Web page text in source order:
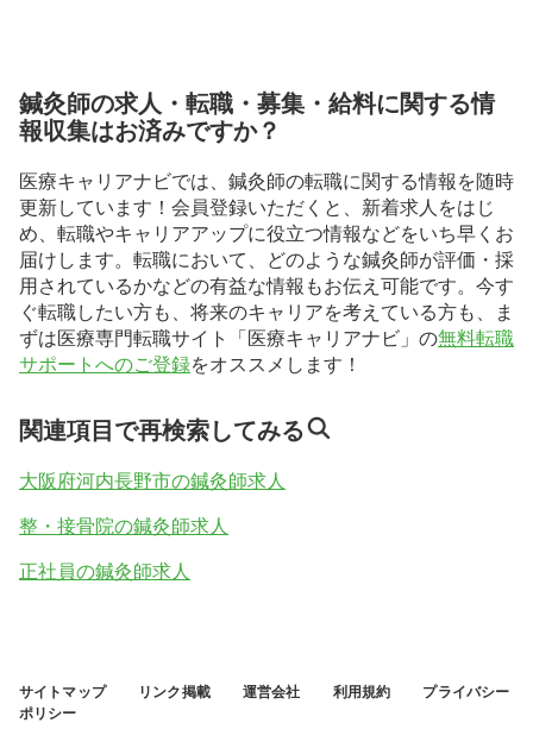
鍼灸師の求人・転職・募集・給料に関する情
報収集はお済みですか？
医療キャリアナビでは、鍼灸師の転職に関する情報を随時
更新しています！会員登録いただくと、新着求人をはじ
め、転職やキャリアアップに役立つ情報などをいち早くお
届けします。転職において、どのような鍼灸師が評価・採
用されているかなどの有益な情報もお伝え可能です。今す
ぐ転職したい方も、将来のキャリアを考えている方も、ま
ずは医療専門転職サイト「医療キャリアナビ」の無料転職
サポートへのご登録をオススメします！
関連項目で再検索してみる
大阪府河内長野市の鍼灸師求人
整・接骨院の鍼灸師求人
正社員の鍼灸師求人
サイトマップ リンク掲載 運営会社 利用規約
プライバシー
ポリシー